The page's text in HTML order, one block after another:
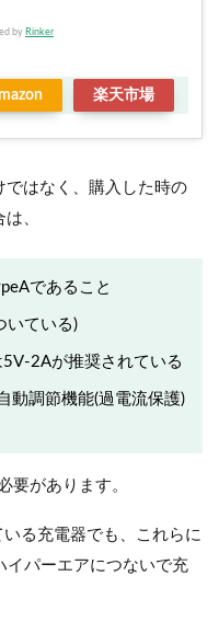
by Rinker
楽天市場
ではなく、購入した時の
、
であること
いている)
2Aが推奨されている
動調節機能(過電流保護)
要があります。
る充電器でも、これらに
イパーエアにつないで充